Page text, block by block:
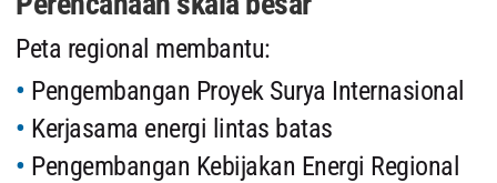
Peta regional membantu:
Pengembangan Proyek Surya Internasional
Kerjasama energi lintas batas
Pengembangan Kebijakan Energi Regional